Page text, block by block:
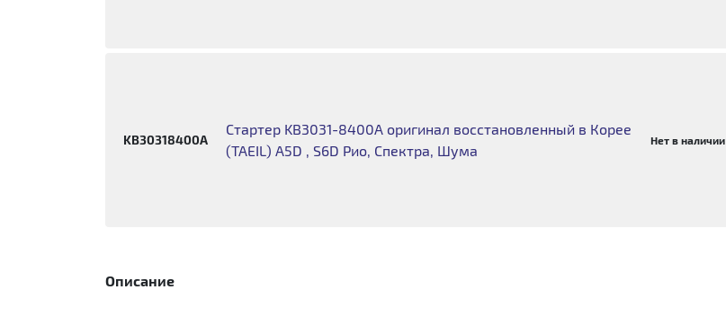
KB30318400A
Стартер KB3031-8400A оригинал восстановленный в Корее
(TAEIL) A5D , S6D Рио, Спектра, Шума
Нет в наличии
Описание